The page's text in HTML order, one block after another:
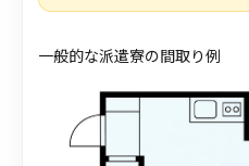
一般的な派遣寮の間取り例